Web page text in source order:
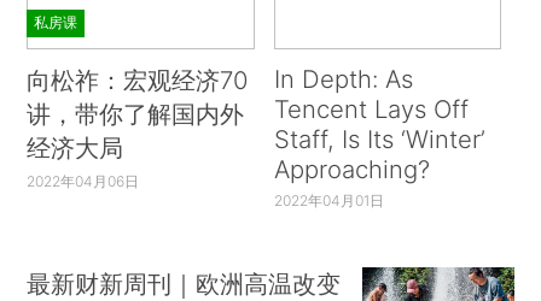
私房课
向松祚：宏观经济70
讲，带你了解国内外
经济大局
2022年04月06日
In Depth: As
Tencent Lays Off
Staff, Is Its ‘Winter’
Approaching?
2022年04月01日
最新财新周刊｜欧洲高温改变